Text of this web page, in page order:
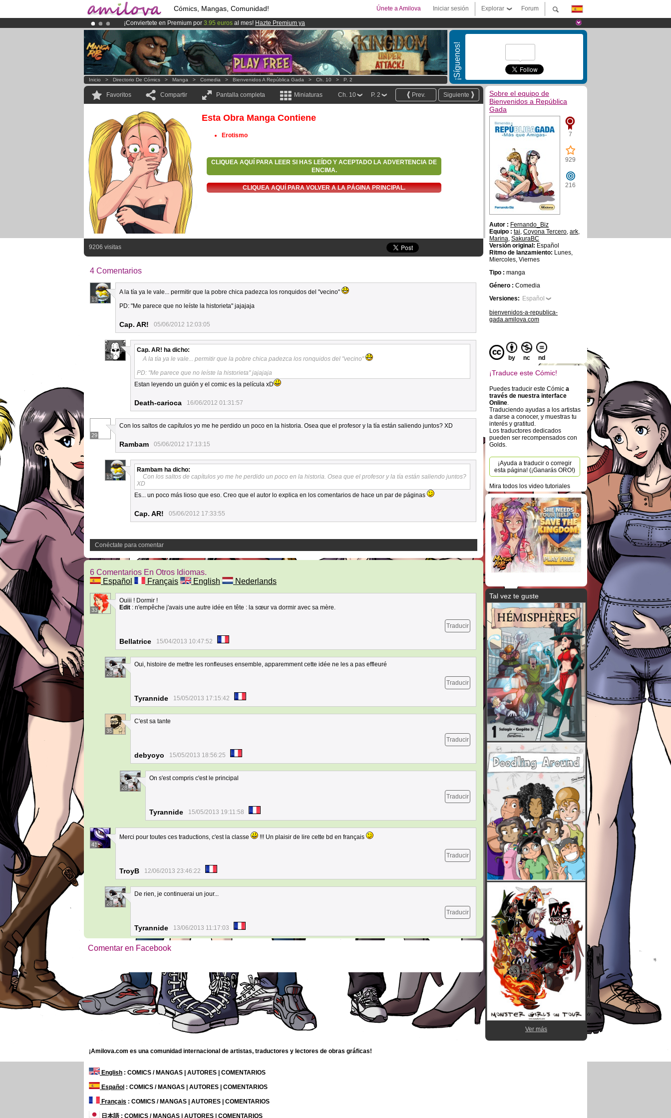
Cómics, Mangas, Comunidad! Forum
Explorar
Iniciar sesión
Únete a Amilova
¡Conviertete en Premium por 3.95 euros al mes! Hazte Premium ya
¡Ya tenemos 100000miembrosy 1000Cómics y Mangas!.
El Kickstarter Amilova está desormado lanzado!.
¡Síguenos!
Inicio > Directorio De Cómics > Manga > Comedia > Bienvenidos A República Gada > Ch. 10 > P. 2
Favoritos Compartir Pantalla completa Miniaturas Siguiente
Prev.
P. 2
Ch. 10
Esta Obra Manga Contiene
Erotismo
CLIQUEA AQUÍ PARA LEER SI HAS LEÍDO Y ACEPTADO LA ADVERTENCIA DE
ENCIMA.
CLIQUEA AQUÍ PARA VOLVER A LA PÁGINA PRINCIPAL.
9206 visitas
4 Comentarios
13
A la tía ya le vale... permitir que la pobre chica padezca los ronquidos del "vecino"
PD: "Me parece que no leíste la historieta" jajajaja
Cap. AR! 05/06/2012 12:03:05
30
Cap. AR! ha dicho:
A la tía ya le vale... permitir que la pobre chica padezca los ronquidos del "vecino"
PD: "Me parece que no leíste la historieta" jajajaja
Estan leyendo un guión y el comic es la película xD
Death-carioca 16/06/2012 01:31:57
29
Con los saltos de capítulos yo me he perdido un poco en la historia. Osea que el profesor y la tía están saliendo juntos? XD
Rambam 05/06/2012 17:13:15
13
Rambam ha dicho:
Con los saltos de capítulos yo me he perdido un poco en la historia. Osea que el profesor y la tía están saliendo juntos?
XD
Es... un poco más lioso que eso. Creo que el autor lo explica en los comentarios de hace un par de páginas
Cap. AR! 05/06/2012 17:33:55
Conéctate para comentar
6 Comentarios En Otros Idiomas.
Español
Français English Nederlands
33
Ouiii ! Dormir !
Edit : n'empêche j'avais une autre idée en tête : la sœur va dormir avec sa mère.
Traducir
Bellatrice 15/04/2013 10:47:52
28
Oui, histoire de mettre les ronfleuses ensemble, apparemment cette idée ne les a pas effleuré
Traducir
Tyrannide 15/05/2013 17:15:42
35
C'est sa tante
Traducir
debyoyo 15/05/2013 18:56:25
28
On s'est compris c'est le principal
Traducir
Tyrannide 15/05/2013 19:11:58
41
Merci pour toutes ces traductions, c'est la classe !!! Un plaisir de lire cette bd en français
Traducir
TroyB 12/06/2013 23:46:22
28
De rien, je continuerai un jour...
Traducir
Tyrannide 13/06/2013 11:17:03
Comentar en Facebook
Sobre el equipo de
Bienvenidos a República
Gada
7
929
216
Autor : Fernando_Biz
Equipo : tai, Coyona Tercero, ark,
Marina, SakuraBC
Versión original: Español
Ritmo de lanzamiento: Lunes,
Miercoles, Viernes
Tipo : manga
Género : Comedia
Versiones: Español
bienvenidos-a-republica-
gada.amilova.com
by nc nd
¡Traduce este Cómic!
Puedes traducir este Cómic a
través de nuestra interface
Online.
Traduciendo ayudas a los artistas
a darse a conocer, y muestras tu
interés y gratitud.
Los traductores dedicados
pueden ser recompensados con
Golds.
¡Ayuda a traducir o corregir
esta página! (¡Ganarás ORO!)
Mira todos los video tutoriales
Tal vez te guste
Ver más
¡Amilova.com es una comunidad internacional de artistas, traductores y lectores de obras gráficas!
English : COMICS / MANGAS | AUTORES | COMENTARIOS
Español : COMICS / MANGAS | AUTORES | COMENTARIOS
Français : COMICS / MANGAS | AUTORES | COMENTARIOS
日本語: COMICS / MANGAS | AUTORES | COMENTARIOS